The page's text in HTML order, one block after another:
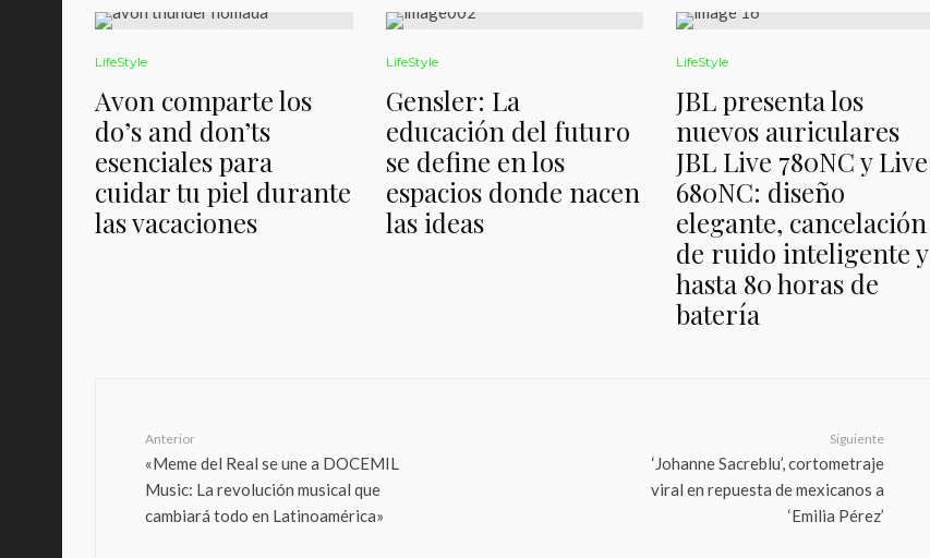
LifeStyle
Avon comparte los
do’s and don’ts
esenciales para
cuidar tu piel durante
las vacaciones
LifeStyle
Gensler: La
educación del futuro
se define en los
espacios donde nacen
las ideas
LifeStyle
JBL presenta los
nuevos auriculares
JBL Live 780NC y Live
680NC: diseño
elegante, cancelación
de ruido inteligente y
hasta 80 horas de
batería
Anterior
«Meme del Real se une a DOCEMIL
Music: La revolución musical que
cambiará todo en Latinoamérica»
Siguiente
‘Johanne Sacreblu’, cortometraje
viral en repuesta de mexicanos a
‘Emilia Pérez’